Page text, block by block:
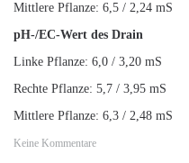
Mittlere Pflanze: 6,5 / 2,24 mS
pH-/EC-Wert des Drain
Linke Pflanze: 6,0 / 3,20 mS
Rechte Pflanze: 5,7 / 3,95 mS
Mittlere Pflanze: 6,3 / 2,48 mS
Keine Kommentare